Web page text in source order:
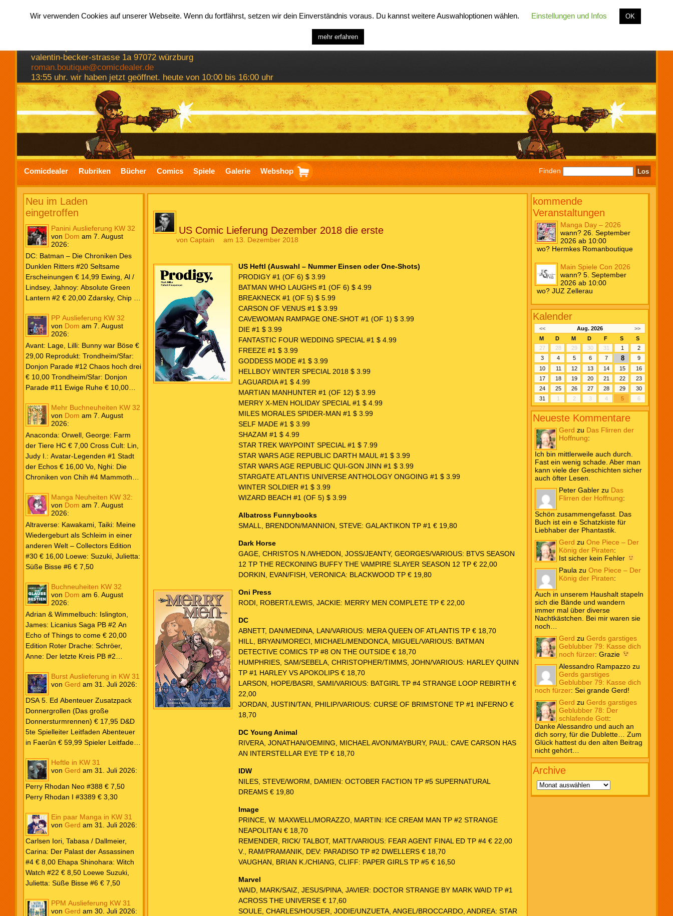
valentin-becker-strasse 1a 97072 würzburg
roman.boutique@comicdealer.de
13:55 uhr. wir haben jetzt geöffnet. heute von 10:00 bis 16:00 uhr
Comicdealer Rubriken Bücher Comics Spiele Galerie Webshop Finden
Neu im Laden
eingetroffen
Panini Auslieferung KW 32
von Dom am 7. August
2026:
DC: Batman – Die Chroniken Des
Dunklen Ritters #20 Seltsame
Erscheinungen € 14,99 Ewing, Al /
Lindsey, Jahnoy: Absolute Green
Lantern #2 € 20,00 Zdarsky, Chip /
Paperback #4 € 35,00 Watters, Dan;
Soy, Dexter: Nightwing 2024 #7 €
Rafa: Absolute Superman #5 € 9,99
Marvel: Marvel Origins Collection
HC #74 Daredevil 7 € 14,99 Ewing,
Al / Gomez, Carlos: Venom (2025)
#3 € 20,00 Andrews, Kaare /
Guggenheim, Marc: Spider-Man &
Wolverine #3 € 9,99 North, Ryan /
Carratu, Vincenzo: Hulk macht alles
kaputt! € 16,00 Ewing, Al / Walker,
Kevin / Various: Marvel – Schwarz
Weiß & Blut #8 … und Gedärme €
26,00 Buscema, Sal / Dematteis, J.
M.: Spektakuläre Spider-Man – Die
#31 € 5,99 Spider-Man 2025 #9
Angriff der Aliens € 7,99
PP Auslieferung KW 32
von Dom am 7. August
2026:
Avant: Lage, Lilli: Bunny war Böse €
29,00 Reprodukt: Trondheim/Sfar:
Donjon Parade #12 Chaos hoch drei
€ 10,00 Trondheim/Sfar: Donjon
Parade #11 Ewige Ruhe € 10,00
Neuedition € 35,00 Zauberstern
Comics: Ben’s Bande #4 Aug 2026
Mehr Buchneuheiten KW 32
von Dom am 7. August
2026:
Anaconda: Orwell, George: Farm
der Tiere HC € 7,00 Cross Cult: Lin,
Judy I.: Avatar-Legenden #1 Stadt
der Echos € 16,00 Vo, Nghi: Die
Chroniken von Chih #4 Mammoths
Drache: Schröer, Anne: Der letzte
Kreis PB #2 Erwachen € 18,00
Dragonblood Academy HC #2 …to
kill a Monster € 25,00 Heyne: Bähr,
Emily: Tainted Vows – Gods of New
Olympia PB € 17,00 Kim, Sophie:
Fate’s Thread-Reihe PB #2 Der Gott
und der Geist € 17,00 Vonnegut,
Kurt: Katzenwiege PB € 17,00
Corey, James: The Captive’s War
HC #2 Der Glaube der Bestien €
24,00 Piper: Yang, Neon: Die letzte
Tochter der Drachen PB € 18,00
Manga Neuheiten KW 32:
von Dom am 7. August
2026:
Altraverse: Kawakami, Taiki: Meine
Wiedergeburt als Schleim in einer
anderen Welt – Collectors Edition
#30 € 16,00 Loewe: Suzuki, Julietta:
Süße Bisse #6 € 7,50
Buchneuheiten KW 32
von Dom am 6. August
2026:
Adrian & Wimmelbuch: Islington,
James: Licanius Saga PB #2 An
Echo of Things to come € 20,00
Edition Roter Drache: Schröer,
Anne: Der letzte Kreis PB #2
Frank: Der Pandora-Zyklus PB #1
Die Reise nach Pandora € 16,00
Corey, James: The Captive’s War
HC #2 Der Glaube der Bestien €
24,00 Loewe: Suzuki, Julietta: Süße
Bisse #6 € 7,50
Burst Auslieferung in KW 31
von Gerd am 31. Juli 2026:
DSA 5. Ed Abenteuer Zusatzpack
Donnergrollen (Das große
Donnersturmrennen) € 17,95 D&D
5te Spielleiter Leitfaden Abenteuer
in Faerûn € 59,99 Spieler Leitfaden
Heftle in KW 31
von Gerd am 31. Juli 2026:
Perry Rhodan Neo #388 € 7,50
Perry Rhodan I #3389 € 3,30
Ein paar Manga in KW 31
von Gerd am 31. Juli 2026:
Carlsen Iori, Tabasa / Dallmeier,
Carina: Der Palast der Assassinen
#4 € 8,00 Ehapa Shinohara: Witch
Watch #22 € 8,50 Loewe Suzuki,
Julietta: Süße Bisse #6 € 7,50
PPM Auslieferung KW 31
von Gerd am 30. Juli 2026:
US Comic Lieferung Dezember 2018 die erste
vonCaptain am 13. Dezember 2018
US Heftl (Auswahl – Nummer Einsen oder One-Shots)
PRODIGY #1 (OF 6) $ 3.99
BATMAN WHO LAUGHS #1 (OF 6) $ 4.99
BREAKNECK #1 (OF 5) $ 5.99
CARSON OF VENUS #1 $ 3.99
CAVEWOMAN RAMPAGE ONE-SHOT #1 (OF 1) $ 3.99
DIE #1 $ 3.99
FANTASTIC FOUR WEDDING SPECIAL #1 $ 4.99
FREEZE #1 $ 3.99
GODDESS MODE #1 $ 3.99
HELLBOY WINTER SPECIAL 2018 $ 3.99
LAGUARDIA #1 $ 4.99
MARTIAN MANHUNTER #1 (OF 12) $ 3.99
MERRY X-MEN HOLIDAY SPECIAL #1 $ 4.99
MILES MORALES SPIDER-MAN #1 $ 3.99
SELF MADE #1 $ 3.99
SHAZAM #1 $ 4.99
STAR TREK WAYPOINT SPECIAL #1 $ 7.99
STAR WARS AGE REPUBLIC DARTH MAUL #1 $ 3.99
STAR WARS AGE REPUBLIC QUI-GON JINN #1 $ 3.99
STARGATE ATLANTIS UNIVERSE ANTHOLOGY ONGOING #1 $ 3.99
WINTER SOLDIER #1 $ 3.99
WIZARD BEACH #1 (OF 5) $ 3.99
Albatross Funnybooks
SMALL, BRENDON/MANNION, STEVE: GALAKTIKON TP #1 € 19,80
Dark Horse
GAGE, CHRISTOS N./WHEDON, JOSS/JEANTY, GEORGES/VARIOUS: BTVS SEASON
12 TP THE RECKONING BUFFY THE VAMPIRE SLAYER SEASON 12 TP € 22,00
DORKIN, EVAN/FISH, VERONICA: BLACKWOOD TP € 19,80
Oni Press
RODI, ROBERT/LEWIS, JACKIE: MERRY MEN COMPLETE TP € 22,00
DC
ABNETT, DAN/MEDINA, LAN/VARIOUS: MERA QUEEN OF ATLANTIS TP € 18,70
HILL, BRYAN/MORECI, MICHAEL/MENDONCA, MIGUEL/VARIOUS: BATMAN
DETECTIVE COMICS TP #8 ON THE OUTSIDE € 18,70
HUMPHRIES, SAM/SEBELA, CHRISTOPHER/TIMMS, JOHN/VARIOUS: HARLEY QUINN
TP #1 HARLEY VS APOKOLIPS € 18,70
LARSON, HOPE/BASRI, SAMI/VARIOUS: BATGIRL TP #4 STRANGE LOOP REBIRTH €
22,00
JORDAN, JUSTIN/TAN, PHILIP/VARIOUS: CURSE OF BRIMSTONE TP #1 INFERNO €
18,70
DC Young Animal
RIVERA, JONATHAN/OEMING, MICHAEL AVON/MAYBURY, PAUL: CAVE CARSON HAS
AN INTERSTELLAR EYE TP € 18,70
IDW
NILES, STEVE/WORM, DAMIEN: OCTOBER FACTION TP #5 SUPERNATURAL
DREAMS € 19,80
Image
PRINCE, W. MAXWELL/MORAZZO, MARTIN: ICE CREAM MAN TP #2 STRANGE
NEAPOLITAN € 18,70
REMENDER, RICK/ TALBOT, MATT/VARIOUS: FEAR AGENT FINAL ED TP #4 € 22,00
V., RAM/PRAMANIK, DEV: PARADISO TP #2 DWELLERS € 18,70
VAUGHAN, BRIAN K./CHIANG, CLIFF: PAPER GIRLS TP #5 € 16,50
Marvel
WAID, MARK/SAIZ, JESUS/PINA, JAVIER: DOCTOR STRANGE BY MARK WAID TP #1
ACROSS THE UNIVERSE € 17,60
SOULE, CHARLES/HOUSER, JODIE/UNZUETA, ANGEL/BROCCARDO, ANDREA: STAR
kommende
Veranstaltungen
Manga Day – 2026
wann? 26. September
2026 ab 10:00
wo? Hermkes Romanboutique
Main Spiele Con 2026
wann? 5. September
2026 ab 10:00
wo? JUZ Zellerau
Kalender
<< Aug. 2026
>>
M
D M D F S
S
27
28 29 30 31 1
2
3
4 5 6 7 8
9
10
11 12 13 14 15
16
17
18 19 20 21 22
23
24
25 26 27 28 29
30
31
1 2 3 4 5 6
Neueste Kommentare
Gerd zu Das Flirren der
Hoffnung:
Ich bin mittlerweile auch durch.
Fast ein wenig schade. Aber man
kann viele der Geschichten sicher
auch öfter Lesen.
Peter Gabler zu Das
Flirren der Hoffnung:
Schön zusammengefasst. Das
Buch ist ein e Schatzkiste für
Liebhaber der Phantastik.
Gerd zuOne Piece – Der
König der Piraten:
Ist sicher kein Fehler
Paula zuOne Piece – Der
König der Piraten:
Auch in unserem Haushalt stapeln
sich die Bände und wandern
immer mal über diverse
Nachtkästchen. Bei mir waren sie
noch…
Gerd zuGerds garstiges
Geblubber 79: Kasse dich
noch fürzer:Grazie
Alessandro Rampazzo zu
Gerds garstiges
Geblubber 79: Kasse dich
noch fürzer:Sei grande Gerd!
Gerd zuGerds garstiges
Geblubber 78: Der
schlafende Gott:
Danke Alessandro und auch an
dich sorry, für die Dublette… Zum
Glück hattest du den alten Beitrag
nicht gehört…
Archive
Wir verwenden Cookies auf unserer Webseite. Wenn du fortfährst, setzen wir dein Einverständnis voraus. Du kannst weitere Auswahloptionen wählen. Einstellungen und Infos OK
mehr erfahren